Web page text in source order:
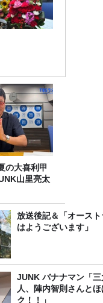
の大喜利甲
山里亮太
放送後記＆「オース
はようございます」
JUNK バナナマン「三大“小MC”の一
人、陣内智則さんと
ク！！」